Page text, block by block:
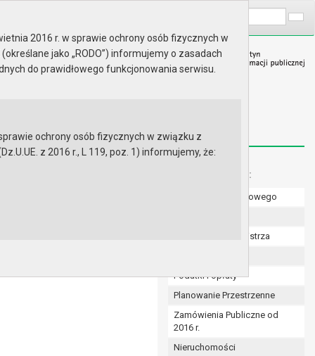
Funduszu
Menu dodatkowe:
Numer konta bankowego
Zarządzenia Burmistrza
Podatki i opłaty
Planowanie Przestrzenne
Zamówienia Publiczne od
2016 r.
Nieruchomości
2016 r. w sprawie ochrony osób fizycznych w
jako „RODO”) informujemy o zasadach
do prawidłowego funkcjonowania serwisu.
ochrony osób fizycznych w związku z
z 2016 r., L 119, poz. 1) informujemy, że:
(Dz.U. z 2017r., poz. 1875 ze zm.) oraz z
Gminy;